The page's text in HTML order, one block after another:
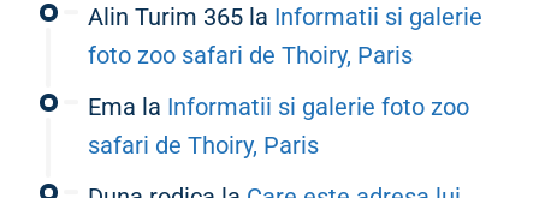
Alin Turim 365 la Informatii si galerie
foto zoo safari de Thoiry, Paris
Ema la Informatii si galerie foto zoo
safari de Thoiry, Paris